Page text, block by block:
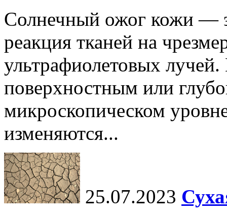
Солнечный ожог кожи —
реакция тканей на
ультрафиолетовых
поверхностным или
микроскопическом
изменяются...
25.07.2023